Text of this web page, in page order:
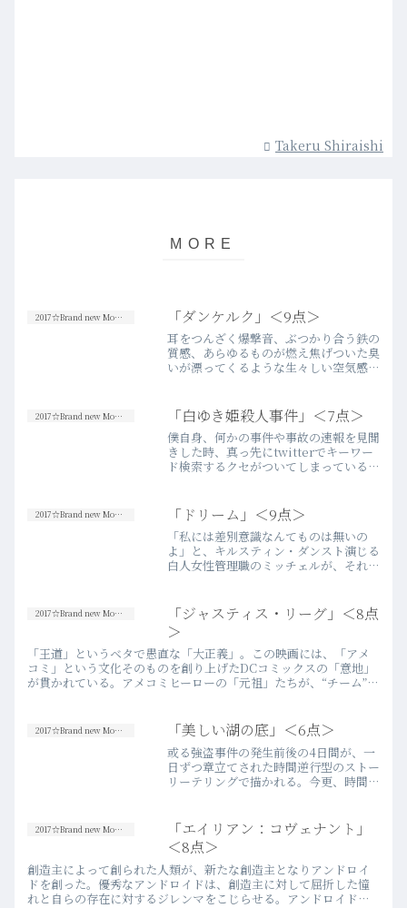
Takeru Shiraishi
2017☆Brand new Movies 「ダンケルク」＜9点＞
耳をつんざく爆撃音、ぶつかり合う鉄の
質感、あらゆるものが燃え焦げついた臭
いが漂ってくるような生々しい空気感。
わず感嘆をもらさずにはいられなかっ
た。これほどまでに、最初か…more
2017☆Brand new Movies 「白ゆき姫殺人事件」＜7点＞
僕自身、何かの事件や事故の速報を見聞
きした時、真っ先にtwitterでキーワー
ド検索するクセがついてしまっている。
のだけれど、情報伝達の速さ一点におい
て言えば、一般大衆…more
2017☆Brand new Movies 「ドリーム」＜9点＞
「私には差別意識なんてものは無いの
よ」と、キルスティン・ダンスト演じる
白人女性管理職のミッチェルが、それが
NASA初の管理職を目指すオクタヴィ
ア・スペンサー演じるドロシーはこ…
more
2017☆Brand new Movies
「ジャスティス・リーグ」＜8点
＞
「王道」というベタで愚直な「大正義」。この映画には、「アメ
コミ」という文化そのものを創り上げたDCコミックスの「意地」
が貫かれている。アメコミヒーローの「元祖」たちが、“チーム”と
2017☆Brand new Movies 「美しい湖の底」＜6点＞
或る強盗事件の発生前後の4日間が、一
日ずつ章立てされた時間逆行型のストー
リーテリングで描かれる。今更、時間逆
いうこともあり、あまり期待せずに観始
めたが、なかなかどう…more
2017☆Brand new Movies
「エイリアン：コヴェナント」
＜8点＞
創造主によって創られた人類が、新たな創造主となりアンドロイ
ドを創った。優秀なアンドロイドは、創造主に対して屈折した憧
れと自らの存在に対するジレンマをこじらせる。アンドロイド